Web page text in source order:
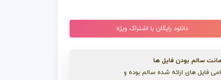
دانلود رایگان با اشتراک ویژه
سالم بودن فایل ها
فایل های ارائه شده سالم بوده و